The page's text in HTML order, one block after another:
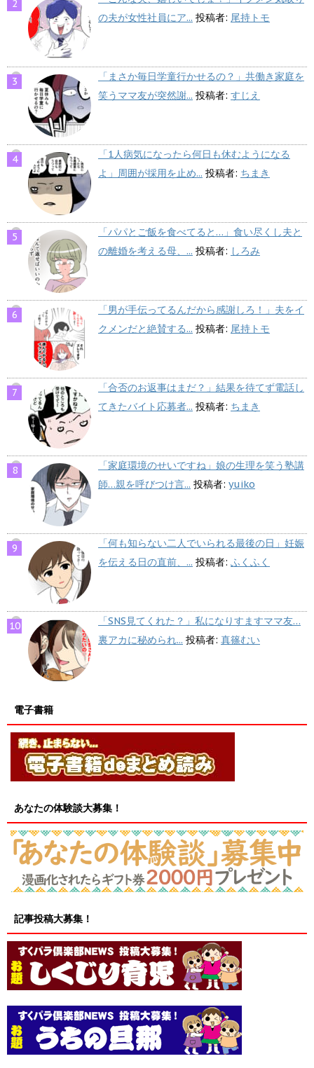
の夫が女性社員にア... 投稿者: 尾持トモ
「まさか毎日学童行かせるの？」共働き家庭を
笑うママ友が突然謝... 投稿者: すじえ
「1人病気になったら何日も休むようになる
よ」周囲が採用を止め... 投稿者: ちまき
「パパとご飯を食べてると…」食い尽くし夫と
の離婚を考える母、... 投稿者: しろみ
「男が手伝ってるんだから感謝しろ！」夫をイ
クメンだと絶賛する... 投稿者: 尾持トモ
「合否のお返事はまだ？」結果を待てず電話し
てきたバイト応募者... 投稿者: ちまき
「家庭環境のせいですね」娘の生理を笑う塾講
師…親を呼びつけ言... 投稿者: yuiko
「何も知らない二人でいられる最後の日」妊娠
を伝える日の直前、... 投稿者: ふくふく
「SNS見てくれた？」私になりすますママ友…
裏アカに秘められ... 投稿者: 真篠むい
電子書籍
あなたの体験談大募集！
記事投稿大募集！